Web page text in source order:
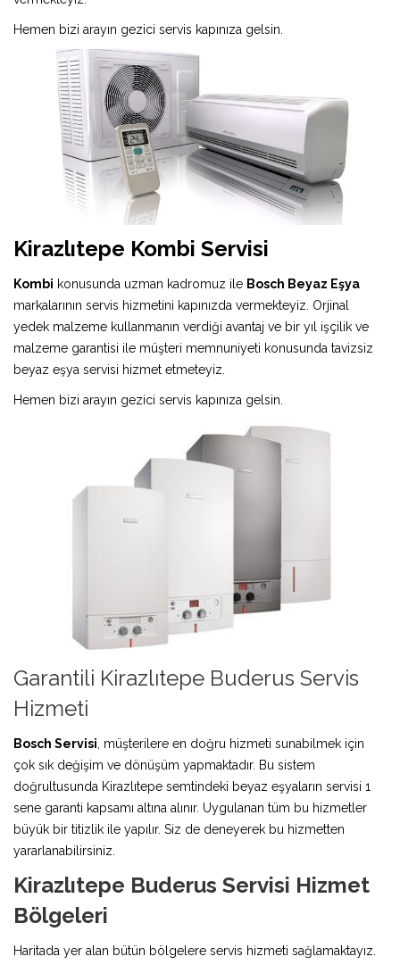
Hemen bizi arayın gezici servis kapınıza gelsin.
Kirazlıtepe Kombi Servisi
Kombi konusunda uzman kadromuz ile Bosch Beyaz Eşya
markalarının servis hizmetini kapınızda vermekteyiz. Orjinal
yedek malzeme kullanmanın verdiği avantaj ve bir yıl işçilik ve
malzeme garantisi ile müşteri memnuniyeti konusunda tavizsiz
beyaz eşya servisi hizmet etmeteyiz.
Hemen bizi arayın gezici servis kapınıza gelsin.
Garantili Kirazlıtepe Buderus Servis
Hizmeti
Bosch Servisi , müşterilere en doğru hizmeti sunabilmek için
çok sık değişim ve dönüşüm yapmaktadır. Bu sistem
doğrultusunda Kirazlıtepe semtindeki beyaz eşyaların servisi 1
sene garanti kapsamı altına alınır. Uygulanan tüm bu hizmetler
büyük bir titizlik ile yapılır. Siz de deneyerek bu hizmetten
yararlanabilirsiniz.
Kirazlıtepe Buderus Servisi Hizmet
Bölgeleri
Haritada yer alan bütün bölgelere servis hizmeti sağlamaktayız.